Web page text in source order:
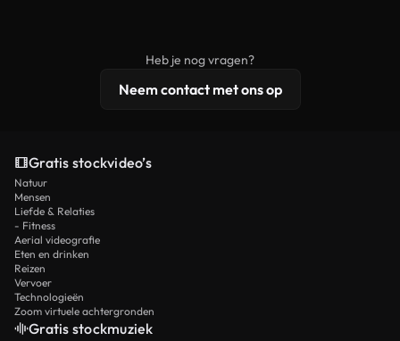
licentiebescherming omvat.
Heb je nog vragen?
Neem contact met ons op
Gratis stockvideo’s
Natuur
Mensen
Liefde & Relaties
- Fitness
Aerial videografie
Eten en drinken
Reizen
Vervoer
Technologieën
Zoom virtuele achtergronden
Gratis stockmuziek